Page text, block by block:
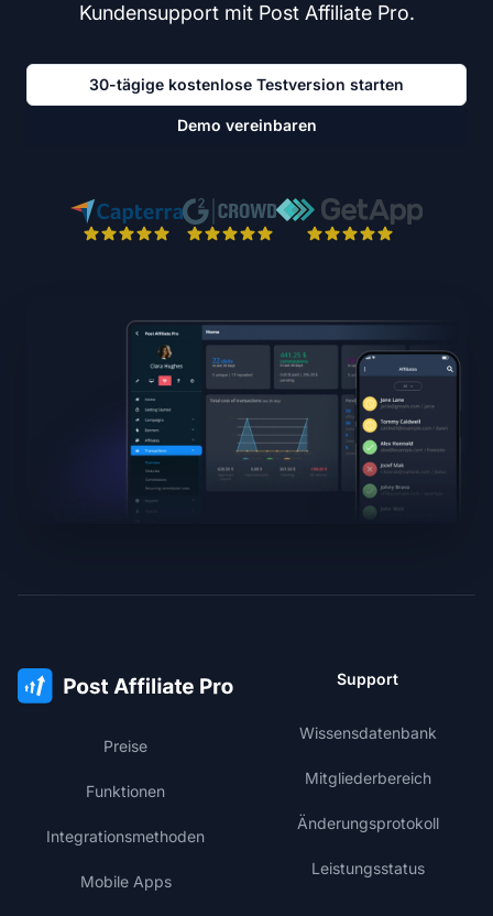
Kundensupport mit Post Affiliate Pro.
30-tägige kostenlose Testversion starten
Demo vereinbaren
Preise
Funktionen
Integrationsmethoden
Mobile Apps
Support
Wissensdatenbank
Mitgliederbereich
Änderungsprotokoll
Leistungsstatus